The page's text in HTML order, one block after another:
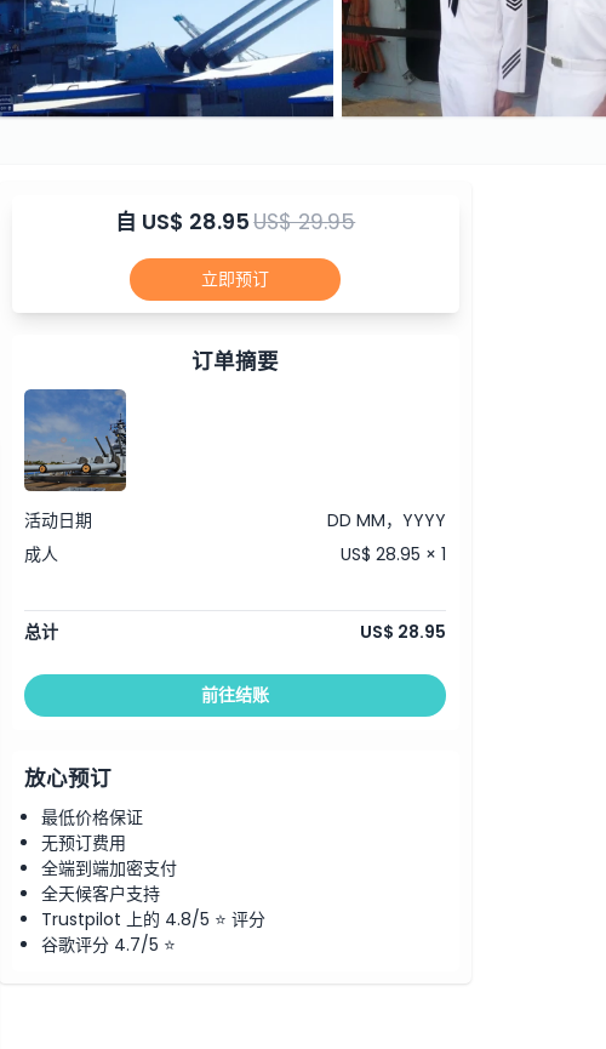
自 US$ 28.95US$ 29.95
立即预订
订单摘要
活动日期
DD MM，YYYY
成人
US$ 28.95 × 1
总计 US$ 28.95
前往结账
放心预订
最低价格保证
无预订费用
全端到端加密支付
全天候客户支持
Trustpilot 上的 4.8/5 ⭐ 评分
谷歌评分 4.7/5 ⭐